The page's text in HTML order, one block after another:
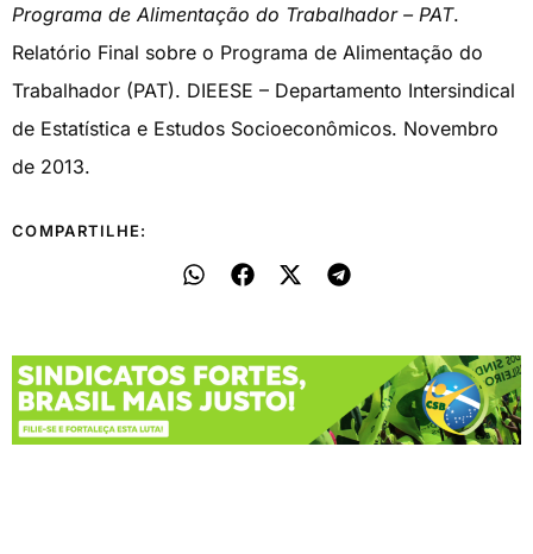
Programa de Alimentação do Trabalhador – PAT.
Relatório Final sobre o Programa de Alimentação do
Trabalhador (PAT). DIEESE – Departamento Intersindical
de Estatística e Estudos Socioeconômicos. Novembro
de 2013.
COMPARTILHE: